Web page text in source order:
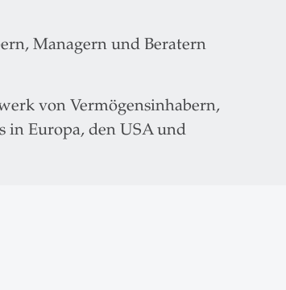
Managern und Beratern
von Vermögensinhabern,
in Europa, den USA und